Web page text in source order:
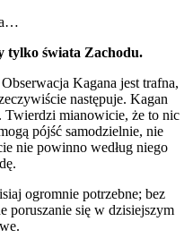
tylko świata Zachodu.
Kagana jest trafna,
następuje. Kagan
mianowicie, że to nic
pójść samodzielnie, nie
nie powinno według niego
ogromnie potrzebne; bez
poruszanie się w dzisiejszym